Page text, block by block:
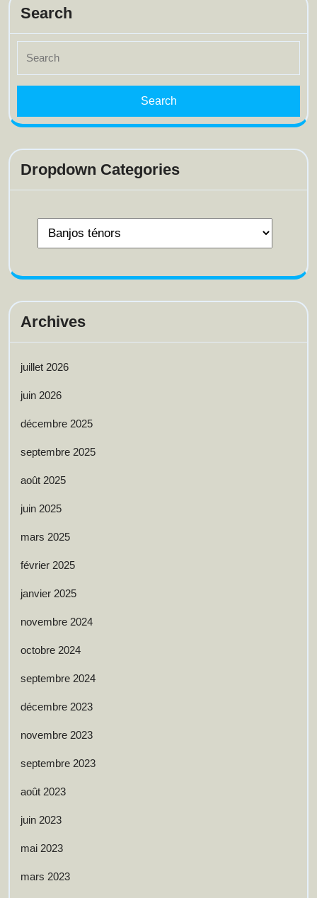
Search
for:
Dropdown Categories
Archives
juillet 2026
juin 2026
décembre 2025
septembre 2025
août 2025
juin 2025
mars 2025
février 2025
janvier 2025
novembre 2024
octobre 2024
septembre 2024
décembre 2023
novembre 2023
septembre 2023
août 2023
juin 2023
mai 2023
mars 2023